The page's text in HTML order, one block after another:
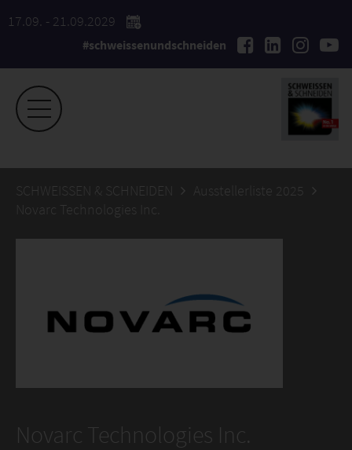
17.09. - 21.09.2029
#schweissenundschneiden
SCHWEISSEN & SCHNEIDEN
Ausstellerliste 2025
Novarc Technologies Inc.
Novarc Technologies Inc.